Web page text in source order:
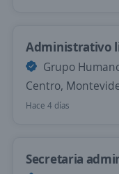
Administrativo
Grupo
Centro,
Hace 4 días
Secretaria